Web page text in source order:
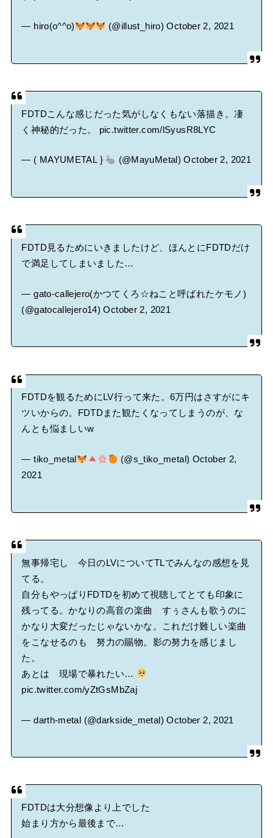
— hiro(o^^o) (@illust_hiro)October 2, 2021
FDTDこんな感じだった気がしなくもない落描き。凄
く神秘的だった。 pic.twitter.com/lSyusR8LYC
— ( MAYUMETAL } (@MayuMetal)October 2, 2021
FDTD見るためにいきましたけど、ほんとにFDTDだけ
で満足してしまいました…
— gato-callejero(かつてくろ☆ねこと呼ばれたケモノ)
(@gatocallejero14)October 2, 2021
FDTDを観るためにLV行って来た。6万円はさすがにキ
ツいからの。FDTDまた観たくなってしまうのが、な
んとも悩ましいw
— tiko_metal (@s_tiko_metal) October 2,
2021
無事帰宅し 今日のLVについてTLでみんなの感想を見
てる。
自分もやっぱりFDTDを初めて視聴してとても印象に
残ってる。かなりの高音の楽曲 すぅさんも歌うのに
かなり大変だったじゃないかな。これだけ難しい楽曲
をこなせるのも 努力の賜物。影の努力を感じまし
た。
あとは 現場で暴れたい…
pic.twitter.com/yZtGsMbZaj
— darth-metal (@darkside_metal)October 2, 2021
FDTDは大分想像より上でした
始まり方から最後まで…